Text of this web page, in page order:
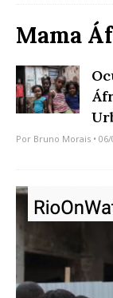
Mama
Por Bruno Morais •